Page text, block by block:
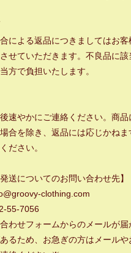
による返品につきましてはお客
せていただきます。不良品に該
方で負担いたします。
速やかにご連絡ください。商品
合を除き、返品には応じかねま
ださい。
発送についてのお問い合わせ先】
clothing.com
55-7056
わせフォームからのメールが届
るため、お急ぎの方はメールや